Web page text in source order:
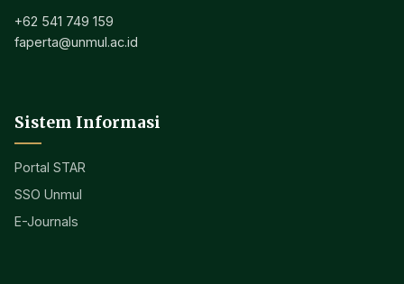
+62 541 749 159
faperta@unmul.ac.id
Sistem Informasi
Portal STAR
SSO Unmul
E-Journals